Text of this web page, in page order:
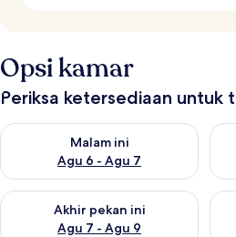
Opsi kamar
Periksa ketersediaan untuk
Malam ini
Agu 6 - Agu 7
Periksa ketersediaan untuk malam
Akhir pekan ini
Agu 7 - Agu 9
Periksa ketersediaan untuk akhir